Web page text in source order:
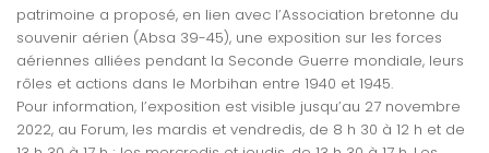
patrimoine a proposé, en lien avec l’Association bretonne du
souvenir aérien (Absa 39-45), une exposition sur les forces
aériennes alliées pendant la Seconde Guerre mondiale, leurs
rôles et actions dans le Morbihan entre 1940 et 1945.
Pour information, l’exposition est visible jusqu’au 27 novembre
2022, au Forum, les mardis et vendredis, de 8 h 30 à 12 h et de